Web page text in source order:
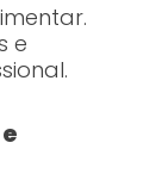
e